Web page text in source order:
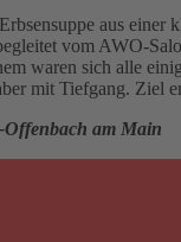
aus einer
vom AWO-
waren sich alle
mit Tiefgang. Ziel
Offenbach am Main